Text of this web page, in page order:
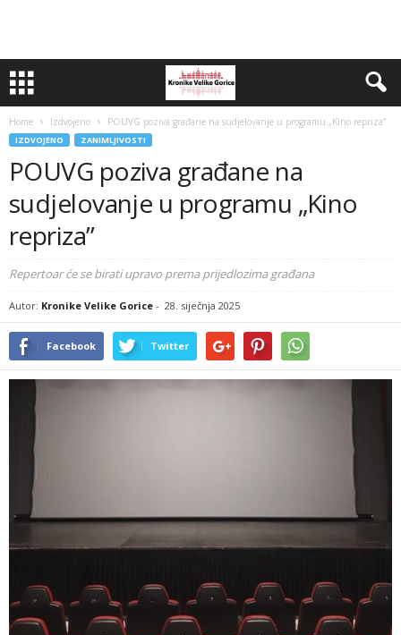
Home Izdvojeno POUVG poziva građane na sudjelovanje u programu „Kino repriza”
IZDVOJENO ZANIMLJIVOSTI
POUVG poziva građane na
sudjelovanje u programu „Kino
repriza”
Repertoar će se birati upravo prema prijedlozima građana
Autor: Kronike Velike Gorice - 28. siječnja 2025
Facebook Twitter